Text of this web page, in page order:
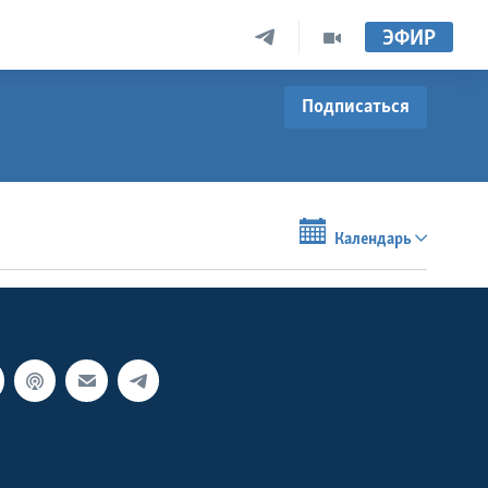
ЭФИР
Подписаться
Календарь